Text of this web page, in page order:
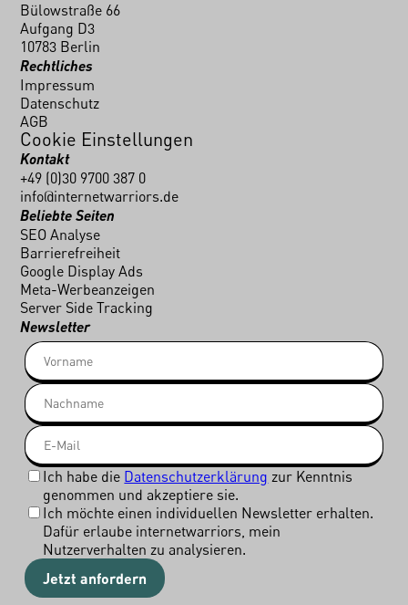
Bülowstraße 66
Aufgang D3
10783 Berlin
Rechtliches
Impressum
Datenschutz
AGB
Cookie Einstellungen
Kontakt
+49 (0)30 9700 387 0
info@internetwarriors.de
Beliebte Seiten
SEO Analyse
Barrierefreiheit
Google Display Ads
Meta-Werbeanzeigen
Server Side Tracking
Newsletter
Ich habe die Datenschutzerklärung zur Kenntnis
genommen und akzeptiere sie.
Ich möchte einen individuellen Newsletter erhalten.
Dafür erlaube internetwarriors, mein
Nutzerverhalten zu analysieren.
Jetzt anfordern